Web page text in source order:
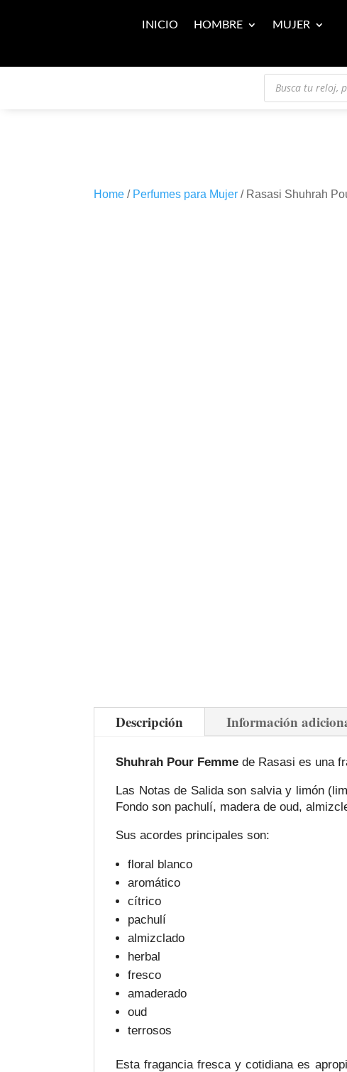
INICIO HOMBRE MUJER
Búsqueda
productos
Home / Perfumes para Mujer / Rasasi Shuhrah
Descripción Información
Shuhrah Pour Femme de Rasasi es una
Las Notas de Salida son salvia y limón
Fondo son pachulí, madera de oud,
Sus acordes principales son:
floral blanco
aromático
cítrico
pachulí
almizclado
herbal
fresco
amaderado
oud
terrosos
Esta fragancia fresca y cotidiana es